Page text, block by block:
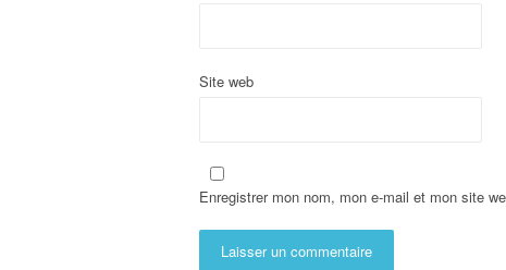
Site web
Enregistrer mon nom, mon e-mail et mon site